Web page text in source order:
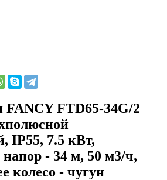
FANCY FTD65-34G/2
IP55, 7.5 кВт,
- 34 м, 50 м3/ч,
колесо - чугун